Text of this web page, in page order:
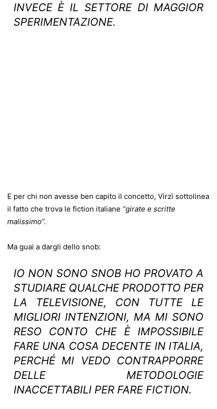
INVECE È IL SETTORE DI MAGGIOR
SPERIMENTAZIONE.
E per chi non avesse ben capito il concetto, Virzì sottolinea
il fatto che trova le fiction italiane “girate e scritte
malissimo”.
Ma guai a dargli dello snob:
IO NON SONO SNOB HO PROVATO A
STUDIARE QUALCHE PRODOTTO PER
LA TELEVISIONE, CON TUTTE LE
MIGLIORI INTENZIONI, MA MI SONO
RESO CONTO CHE È IMPOSSIBILE
FARE UNA COSA DECENTE IN ITALIA,
PERCHÉ MI VEDO CONTRAPPORRE
DELLE METODOLOGIE
INACCETTABILI PER FARE FICTION.